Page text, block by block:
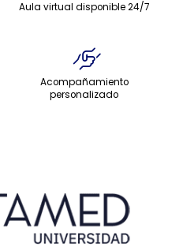
Aula virtual disponible 24/7
Acompañamiento
personalizado